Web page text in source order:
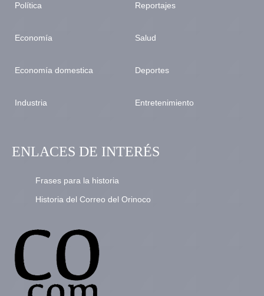
Política
Economía
Economía domestica
Industria
Reportajes
Salud
Deportes
Entretenimiento
ENLACES DE INTERÉS
Frases para la historia
Historia del Correo del Orinoco